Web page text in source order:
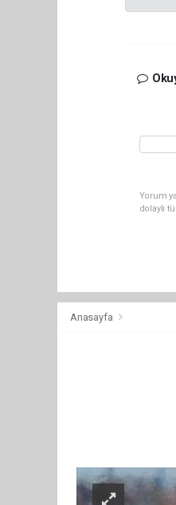
Yorum
dolaylı
Anasayfa